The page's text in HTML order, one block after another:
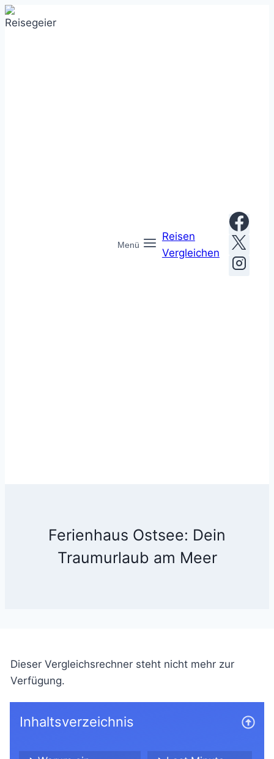
Zum
Inhalt
Menü
Reisen
Vergleichen
Ferienhaus Ostsee: Dein
Traumurlaub am Meer
Dieser Vergleichsrechner steht nicht mehr zur
Verfügung.
Inhaltsverzeichnis